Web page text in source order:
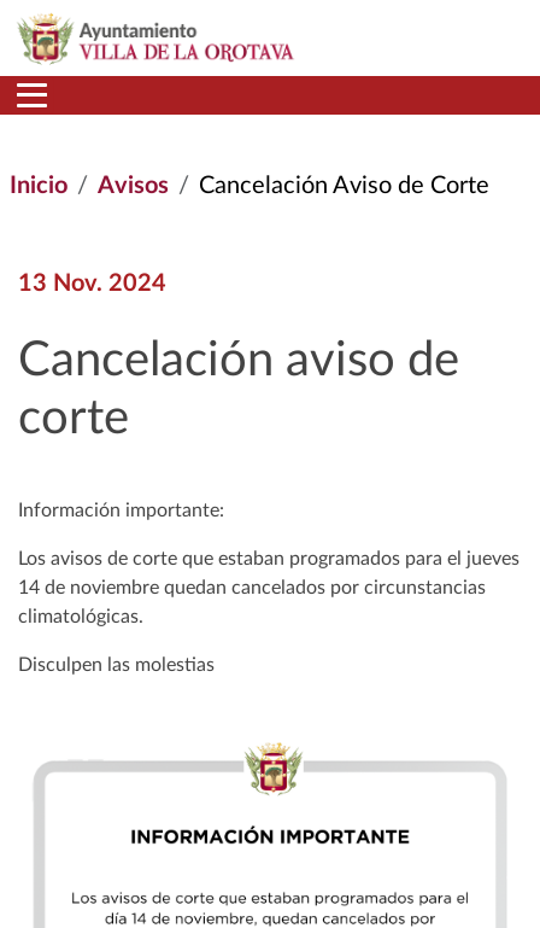
Pasar al contenido principal
Inicio Avisos Cancelación Aviso de Corte
13 Nov. 2024
Cancelación aviso de
corte
Información importante:
Los avisos de corte que estaban programados para el jueves
14 de noviembre quedan cancelados por circunstancias
climatológicas.
Disculpen las molestias